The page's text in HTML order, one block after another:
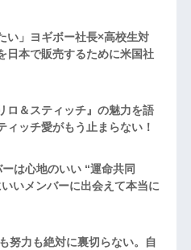
い」ヨギボー社長×高校生対
日本で販売するために米国社
ロ＆スティッチ』の魅力を語
ィッチ愛がもう止まらない！
は心地のいい “運命共同
いメンバーに出会えて本当に
努力も絶対に裏切らない。自